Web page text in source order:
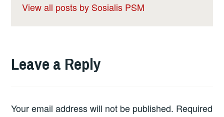
View all posts by Sosialis PSM
Leave a Reply
Your email address will not be published. Required